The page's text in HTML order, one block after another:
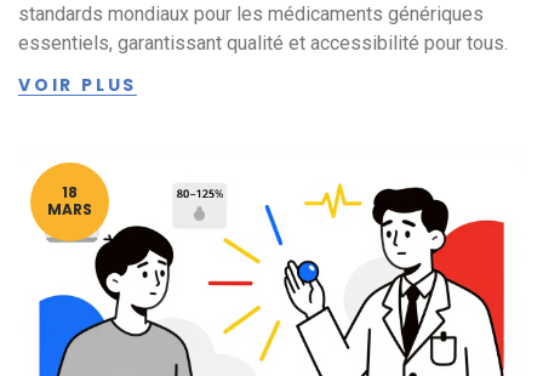
standards mondiaux pour les médicaments génériques
essentiels, garantissant qualité et accessibilité pour tous.
VOIR PLUS
18
MARS